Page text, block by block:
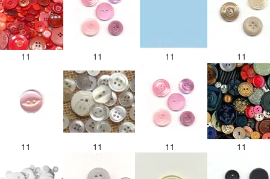
11 11 11 11
11 11 11 11